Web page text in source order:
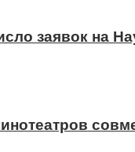
заявок на